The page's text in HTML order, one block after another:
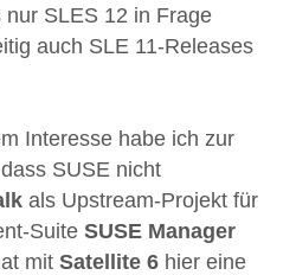
SLES 12 in Frage
auch SLE 11-Releases
Interesse habe ich zur
SUSE nicht
als Upstream-Projekt für
Suite SUSE Manager
mit Satellite 6 hier eine